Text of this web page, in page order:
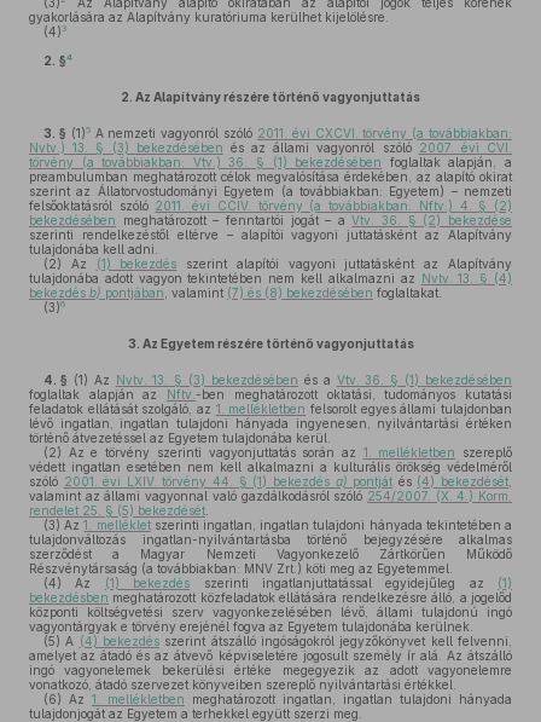
gyakorlására az Alapítvány kuratóriuma kerülhet kijelölésre.
(4) 3
2. §4
2. Az Alapítvány részére történő vagyonjuttatás
3. § (1)5A nemzeti vagyonról szóló 2011. évi CXCVI. törvény (a továbbiakban:
Nvtv.) 13. § (3) bekezdésében és az állami vagyonról szóló 2007. évi CVI.
törvény (a továbbiakban: Vtv.) 36. § (1) bekezdésében
foglaltak alapján, a
preambulumban meghatározott célok megvalósítása érdekében, az alapító okirat
szerint az Állatorvostudományi Egyetem (a továbbiakban: Egyetem) – nemzeti
felsőoktatásról szóló 2011. évi CCIV. törvény (a továbbiakban: Nftv.) 4. § (2)
bekezdésében meghatározott – fenntartói jogát – aVtv. 36. § (2) bekezdése
szerinti rendelkezéstől eltérve – alapítói vagyoni juttatásként az Alapítvány
tulajdonába kell adni.
(2) Az (1) bekezdés szerint alapítói vagyoni juttatásként az Alapítvány
tulajdonába adott vagyon tekintetében nem kell alkalmazni az Nvtv. 13. § (4)
bekezdés b) pontjában , valamint (7) és (8) bekezdésében foglaltakat.
(3)6
3. Az Egyetem részére történő vagyonjuttatás
4. § (1) Az Nvtv. 13. § (3) bekezdésében és a Vtv. 36. § (1) bekezdésében
foglaltak alapján az Nftv.-ben meghatározott oktatási, tudományos kutatási
feladatok ellátását szolgáló, az 1. mellékletben felsorolt egyes állami tulajdonban
lévő ingatlan, ingatlan tulajdoni hányada ingyenesen, nyilvántartási értéken
történő átvezetéssel az Egyetem tulajdonába kerül.
(2) Az e törvény szerinti vagyonjuttatás során az 1. mellékletben
szereplő
védett ingatlan esetében nem kell alkalmazni a kulturális örökség védelméről
szóló 2001. évi LXIV. törvény 44. § (1) bekezdés a) pontját és (4) bekezdését
valamint az állami vagyonnal való gazdálkodásról szóló 254/2007. (X. 4.) Korm.
rendelet 25. § (5) bekezdését
(3) Az1. mellékletszerinti ingatlan, ingatlan tulajdoni hányada tekintetében a
tulajdonváltozás ingatlan-nyilvántartásba történő bejegyzésére alkalmas
szerződést a Magyar Nemzeti Vagyonkezelő Zártkörűen Működő
Részvénytársaság (a továbbiakban: MNV Zrt.) köti meg az Egyetemmel.
(4) Az (1) bekezdés szerinti ingatlanjuttatással egyidejűleg az (1)
bekezdésben meghatározott közfeladatok ellátására rendelkezésre álló, a jogelőd
központi költségvetési szerv vagyonkezelésében lévő, állami tulajdonú ingó
vagyontárgyak e törvény erejénél fogva az Egyetem tulajdonába kerülnek.
(5) A (4) bekezdés szerint átszálló ingóságokról jegyzőkönyvet kell felvenni,
amelyet az átadó és az átvevő képviseletére jogosult személy ír alá. Az átszálló
ingó vagyonelemek bekerülési értéke megegyezik az adott vagyonelemre
vonatkozó, átadó szervezet könyveiben szereplő nyilvántartási értékkel.
(6) Az 1. mellékletben meghatározott ingatlan, ingatlan tulajdoni hányada
tulajdonjogát az Egyetem a terhekkel együtt szerzi meg.